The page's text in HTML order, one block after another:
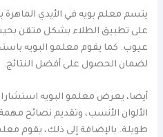
يتسم معلم بويه في الأيدي الماهرة
على تطبيق الطلاء بشكل متقن
عيوب. كما يقوم معلمو البويه
لضمان الحصول على أفضل النتائج.
أيضا، يعرض معلمو البويه
الألوان الأنسب، وتقديم نصائح
طويلة. بالإضافة إلى ذلك، يقوم